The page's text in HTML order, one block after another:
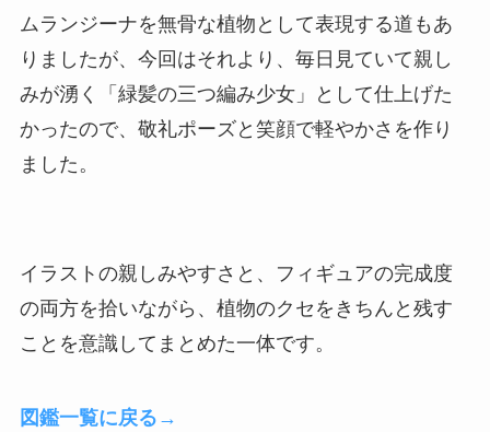
ムランジーナを無骨な植物として表現する道もあ
りましたが、今回はそれより、毎日見ていて親し
みが湧く「緑髪の三つ編み少女」として仕上げた
かったので、敬礼ポーズと笑顔で軽やかさを作り
ました。
イラストの親しみやすさと、フィギュアの完成度
の両方を拾いながら、植物のクセをきちんと残す
ことを意識してまとめた一体です。
図鑑一覧に戻る →